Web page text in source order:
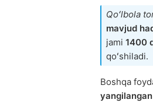
Qoʻlbola
mavjud
jami 1400
qoʻshiladi.
Boshqa
yangilangan